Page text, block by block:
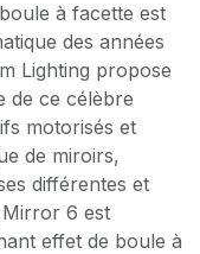
à facette est
des années
Lighting propose
de ce célèbre
motorisés et
de miroirs,
différentes et
Mirror 6 est
effet de boule à